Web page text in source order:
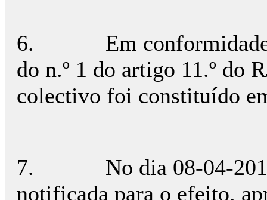
6.
Em
do n.º 1 do artigo 11.º do
colectivo foi constituído
7.
No dia 08-04-
notificada para o efeito,